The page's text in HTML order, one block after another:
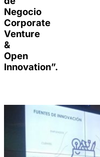
Negocio
Corporate
Venture
&
Open
Innovation”.